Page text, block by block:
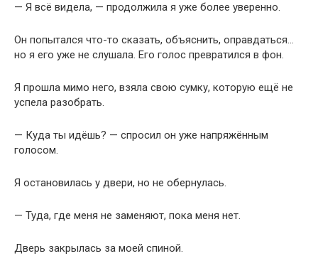
— Я всё видела, — продолжила я уже более уверенно.
Он попытался что-то сказать, объяснить, оправдаться…
но я его уже не слушала. Его голос превратился в фон.
Я прошла мимо него, взяла свою сумку, которую ещё не
успела разобрать.
— Куда ты идёшь? — спросил он уже напряжённым
голосом.
Я остановилась у двери, но не обернулась.
— Туда, где меня не заменяют, пока меня нет.
Дверь закрылась за моей спиной.